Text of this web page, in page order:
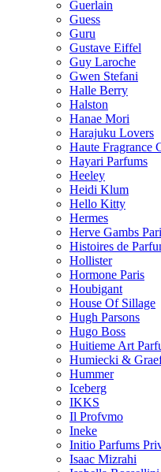
Guerlain
Guess
Guru
Gustave Eiffel
Guy Laroche
Gwen Stefani
Halle Berry
Halston
Hanae Mori
Harajuku Lovers
Haute Fragrance
Hayari Parfums
Heeley
Heidi Klum
Hello Kitty
Hermes
Herve Gambs
Histoires de
Hollister
Hormone Paris
Houbigant
House Of Sillage
Hugh Parsons
Hugo Boss
Huitieme Art
Humiecki &
Hummer
Iceberg
IKKS
Il Profvmo
Ineke
Initio Parfums
Isaac Mizrahi